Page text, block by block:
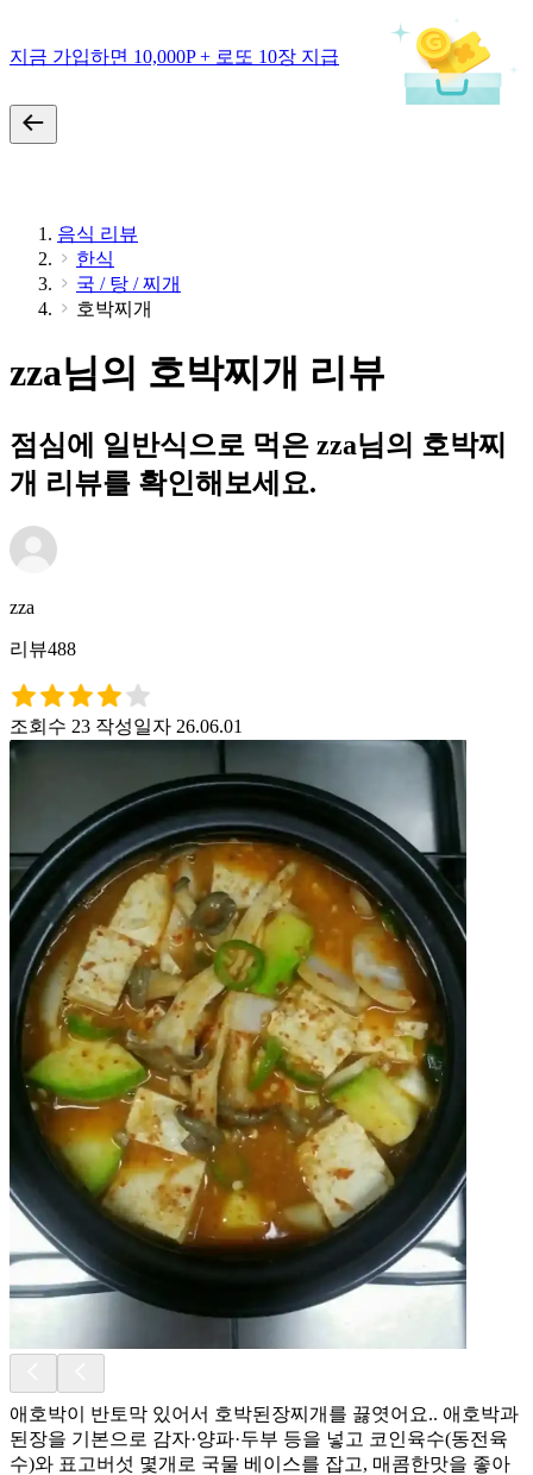
지금 가입하면 10,000P + 로또 10장 지급
음식 리뷰
한식
국 / 탕 / 찌개
호박찌개
zza님의 호박찌개 리뷰
점심에 일반식으로 먹은 zza님의 호박찌
개 리뷰를 확인해보세요.
zza
리뷰488
조회수 23 작성일자 26.06.01
애호박이 반토막 있어서 호박된장찌개를 끓엿어요.. 애호박과
된장을 기본으로 감자·양파·두부 등을 넣고 코인육수(동전육
수)와 표고버섯 몇개로 국물 베이스를 잡고, 매콤한맛을 좋아